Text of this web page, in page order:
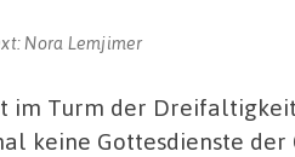
Nora Lemjimer
im Turm der
keine Gottesdienste der